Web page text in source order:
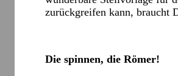
zurückgreifen kann, braucht
Die spinnen, die Römer!